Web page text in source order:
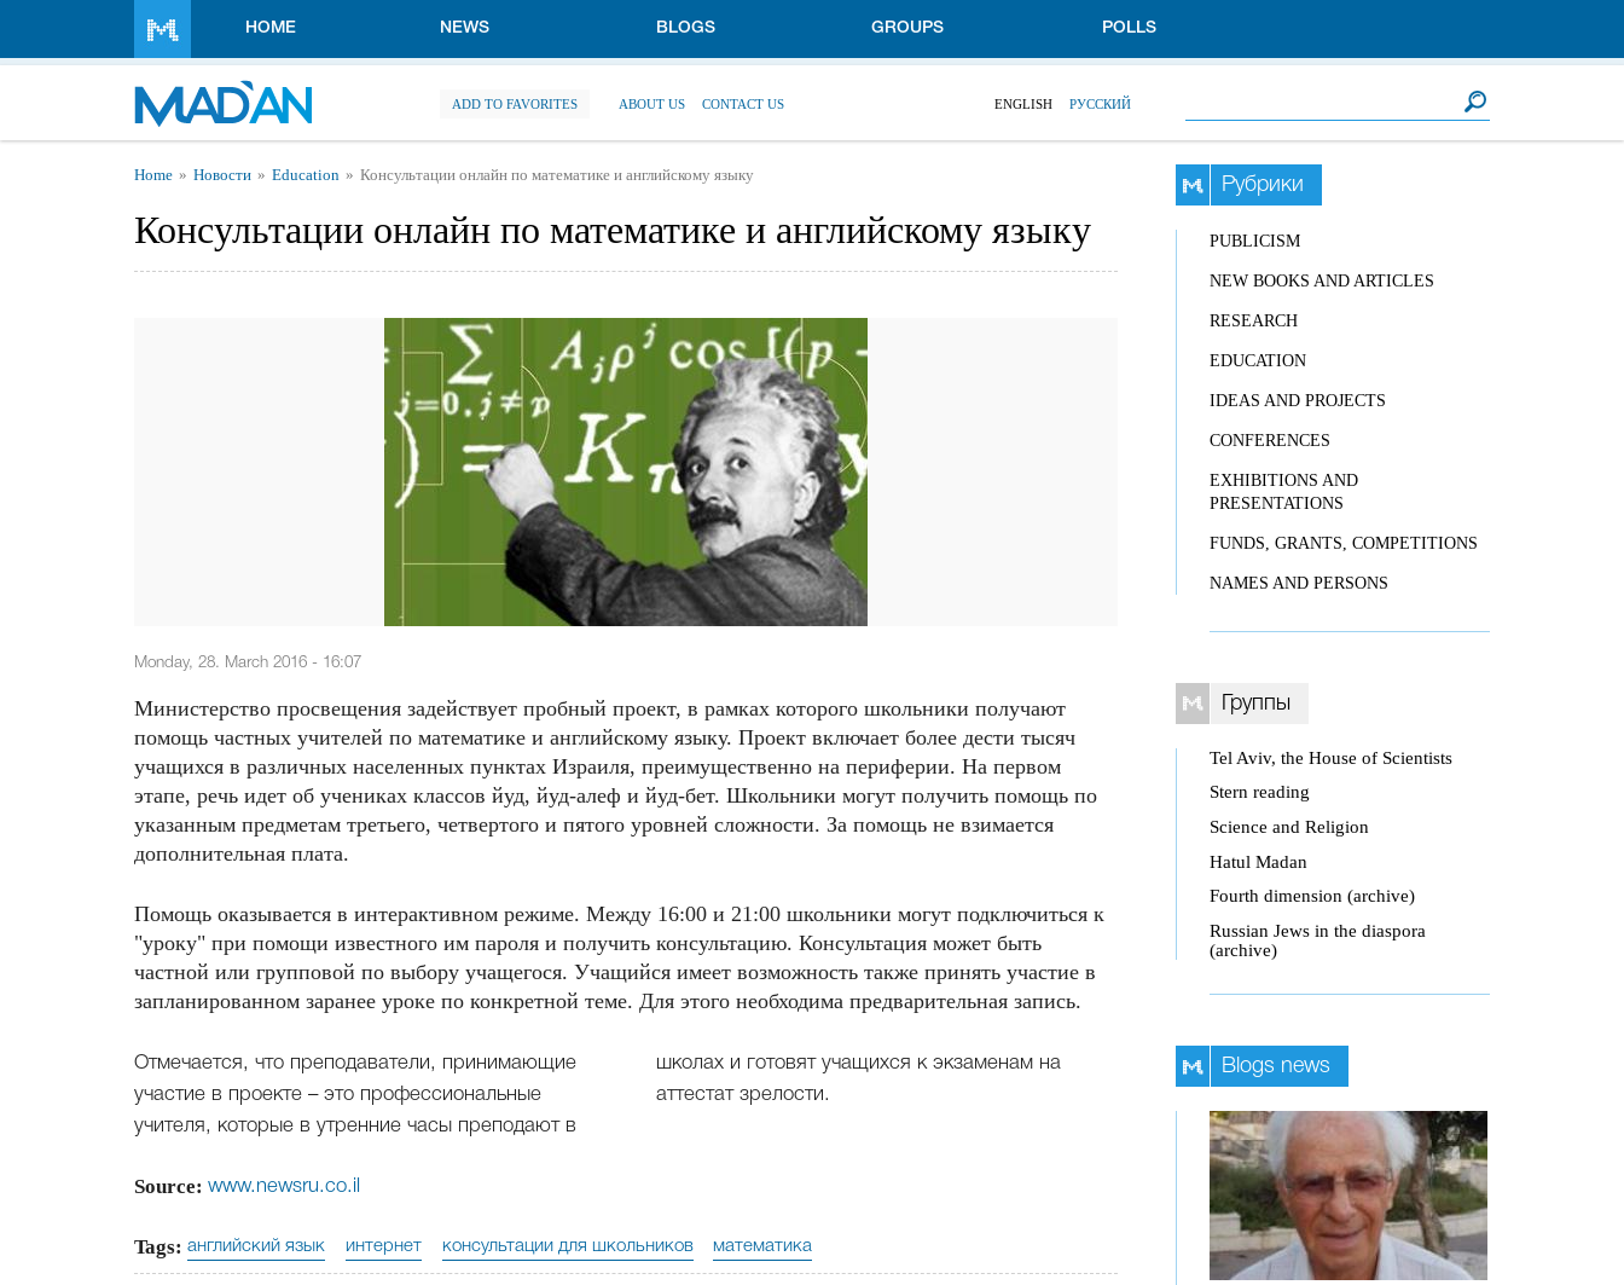
HOME NEWS BLOGS GROUPS POLLS
ADD TO FAVORITES ABOUT US CONTACT US ENGLISH РУССКИЙ
You are here
Home Новости Education Консультации онлайн по математике и английскому языку
Консультации онлайн по математике и английскому языку
Monday, 28. March 2016 - 16:07
Министерство просвещения задействует пробный проект, в рамках которого школьники получают
помощь частных учителей по математике и английскому языку. Проект включает более дести тысяч
учащихся в различных населенных пунктах Израиля, преимущественно на периферии. На первом
этапе, речь идет об учениках классов йуд, йуд-алеф и йуд-бет. Школьники могут получить помощь по
указанным предметам третьего, четвертого и пятого уровней сложности. За помощь не взимается
дополнительная плата.
Помощь оказывается в интерактивном режиме. Между 16:00 и 21:00 школьники могут подключиться к
"уроку" при помощи известного им пароля и получить консультацию. Консультация может быть
частной или групповой по выбору учащегося. Учащийся имеет возможность также принять участие в
запланированном заранее уроке по конкретной теме. Для этого необходима предварительная запись.
Отмечается, что преподаватели, принимающие
участие в проекте – это профессиональные
учителя, которые в утренние часы преподают в
школах и готовят учащихся к экзаменам на
аттестат зрелости.
Source: www.newsru.co.il
Tags: английский язык интернет консультации для школьников математика
Рубрики
PUBLICISM
NEW BOOKS AND ARTICLES
RESEARCH
EDUCATION
IDEAS AND PROJECTS
CONFERENCES
EXHIBITIONS AND
PRESENTATIONS
FUNDS, GRANTS, COMPETITIONS
NAMES AND PERSONS
Группы
Tel Aviv, the House of Scientists
Stern reading
Science and Religion
Hatul Madan
Fourth dimension (archive)
Russian Jews in the diaspora
(archive)
Blogs news